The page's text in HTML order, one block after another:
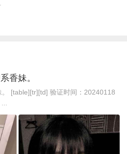
香妹。
[table][tr][td] 验证时间：20240118